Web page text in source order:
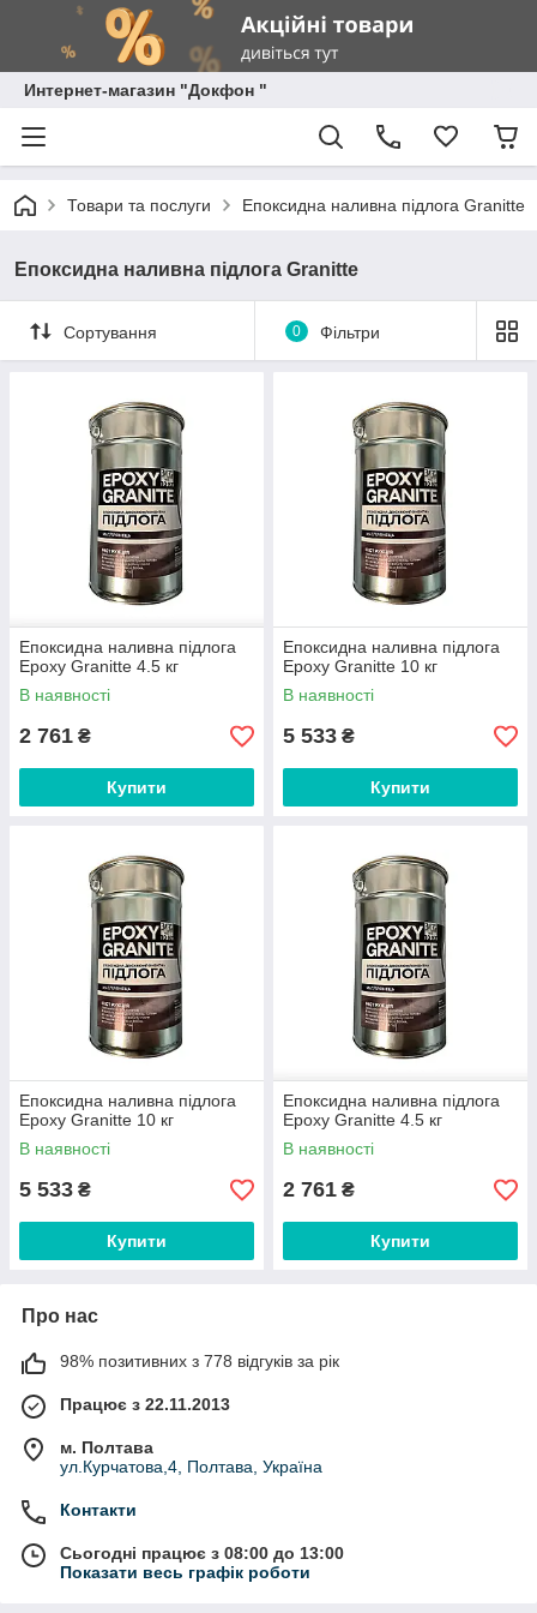
Интернет-магазин "Докфон "
Товари та послуги Епоксидна наливна підлога Granitte
Епоксидна наливна підлога Granitte
Сортування 0 Фільтри
Епоксидна наливна підлога
Epoxy Granitte 4.5 кг
В наявності
2 761 ₴
Купити
Епоксидна наливна підлога
Epoxy Granitte 10 кг
В наявності
5 533 ₴
Купити
Епоксидна наливна підлога
Epoxy Granitte 10 кг
В наявності
5 533 ₴
Купити
Епоксидна наливна підлога
Epoxy Granitte 4.5 кг
В наявності
2 761 ₴
Купити
Про нас
98% позитивних з 778 відгуків за рік
Працює з 22.11.2013
м. Полтава
ул.Курчатова,4, Полтава, Україна
Контакти
Сьогодні працює з 08:00 до 13:00
Показати весь графік роботи